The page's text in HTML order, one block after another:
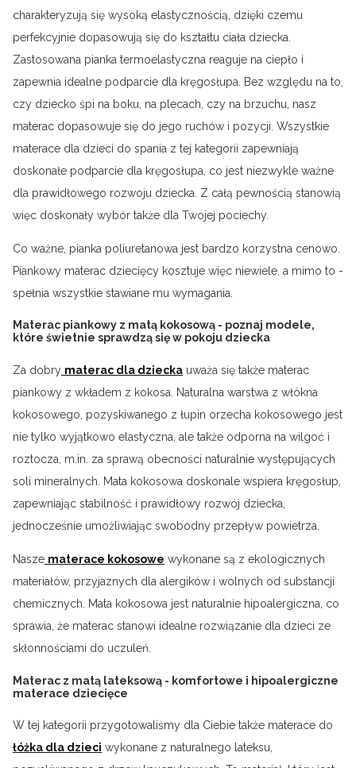
charakteryzują się wysoką elastycznością, dzięki czemu
perfekcyjnie dopasowują się do kształtu ciała dziecka.
Zastosowana pianka termoelastyczna reaguje na ciepło i
zapewnia idealne podparcie dla kręgosłupa. Bez względu na to,
czy dziecko śpi na boku, na plecach, czy na brzuchu, nasz
materac dopasowuje się do jego ruchów i pozycji. Wszystkie
materace dla dzieci do spania z tej kategorii zapewniają
doskonałe podparcie dla kręgosłupa, co jest niezwykle ważne
dla prawidłowego rozwoju dziecka. Z całą pewnością stanowią
więc doskonały wybór także dla Twojej pociechy.
Co ważne, pianka poliuretanowa jest bardzo korzystna cenowo.
Piankowy materac dziecięcy kosztuje więc niewiele, a mimo to -
spełnia wszystkie stawiane mu wymagania.
Materac piankowy z matą kokosową - poznaj modele,
które świetnie sprawdzą się w pokoju dziecka
Za dobry materac dla dziecka uważa się także materac
piankowy z wkładem z kokosa. Naturalna warstwa z włókna
kokosowego, pozyskiwanego z łupin orzecha kokosowego jest
nie tylko wyjątkowo elastyczna, ale także odporna na wilgoć i
roztocza, m.in. za sprawą obecności naturalnie występujących
soli mineralnych. Mata kokosowa doskonale wspiera kręgosłup,
zapewniając stabilność i prawidłowy rozwój dziecka,
jednocześnie umożliwiając swobodny przepływ powietrza.
Nasze materace kokosowe wykonane są z ekologicznych
materiałów, przyjaznych dla alergików i wolnych od substancji
chemicznych. Mata kokosowa jest naturalnie hipoalergiczna, co
sprawia, że materac stanowi idealne rozwiązanie dla dzieci ze
skłonnościami do uczuleń.
Materac z matą lateksową - komfortowe i hipoalergiczne
materace dziecięce
W tej kategorii przygotowaliśmy dla Ciebie także materace do
łóżka dla dzieci wykonane z naturalnego lateksu,